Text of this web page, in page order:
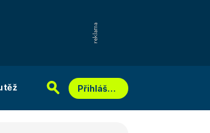
Přihlášení